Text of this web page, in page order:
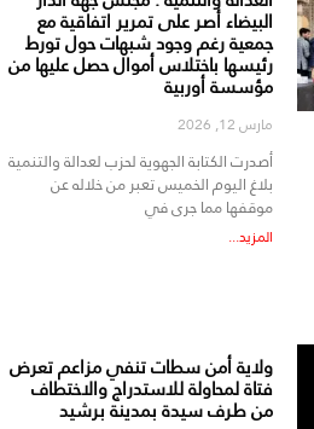
البيضاء أصر على تمرير اتفاقية مع
جمعية رغم وجود شبهات حول تورط
رئيسها باختلاس أموال حصل عليها من
مؤسسة أوربية
مارس 12, 2026
أصدرت الكتابة الجهوية لحزب لعدالة والتنمية
بلاغ اليوم الخميس تعبر من خلاله عن
موقفها مما جرى في
المزيد...
ولاية أمن سطات تنفي مزاعم تعرض
فتاة لمحاولة للاستدراج والاختطاف
من طرف سيدة بمدينة برشيد